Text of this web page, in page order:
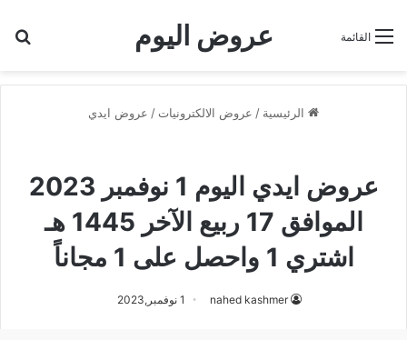
عروض اليوم القائمة
الرئيسية / عروض الالكترونيات / عروض ايدي
عروض ايدي اليوم 1 نوفمبر 2023
الموافق 17 ربيع الآخر 1445 هـ
اشتري 1 واحصل على 1 مجاناً
nahed kashmer 1 نوفمبر,2023